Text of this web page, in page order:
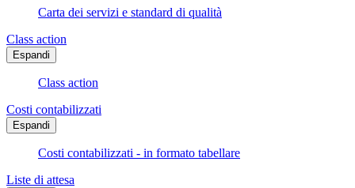
Carta dei servizi e standard di qualità
Class action
Espandi
Class action
Costi contabilizzati
Espandi
Costi contabilizzati - in formato tabellare
Liste di attesa